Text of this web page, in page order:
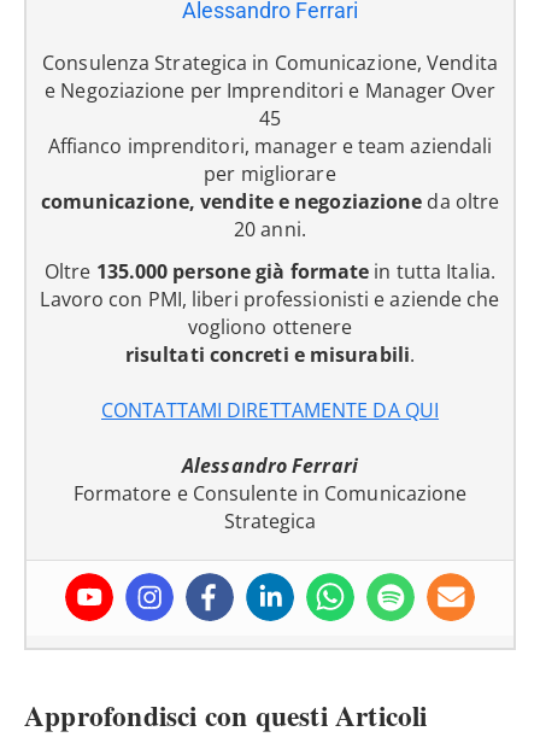
Alessandro Ferrari
Consulenza Strategica in Comunicazione, Vendita
e Negoziazione per Imprenditori e Manager Over
45
Affianco imprenditori, manager e team aziendali
per migliorare
comunicazione, vendite e negoziazione da oltre
20 anni.
Oltre 135.000 persone già formate in tutta Italia.
Lavoro con PMI, liberi professionisti e aziende che
vogliono ottenere
risultati concreti e misurabili.
CONTATTAMI DIRETTAMENTE DA QUI
Alessandro Ferrari
Formatore e Consulente in Comunicazione
Strategica
Approfondisci con questi Articoli